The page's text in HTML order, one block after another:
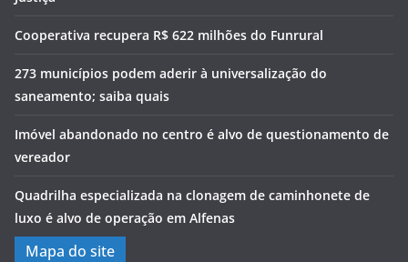
Cooperativa recupera R$ 622 milhões do Funrural
273 municípios podem aderir à universalização do
saneamento; saiba quais
Imóvel abandonado no centro é alvo de questionamento de
vereador
Quadrilha especializada na clonagem de caminhonete de
luxo é alvo de operação em Alfenas
Mapa do site